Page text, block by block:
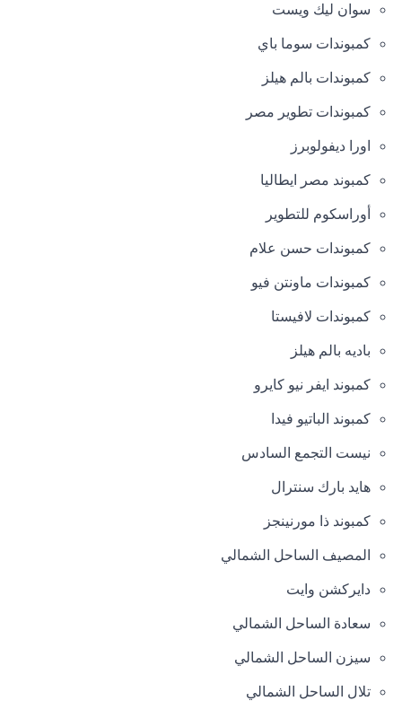
سوان ليك ويست
كمبوندات سوما باي
كمبوندات بالم هيلز
كمبوندات تطوير مصر
اورا ديفولوبرز
كمبوند مصر ايطاليا
أوراسكوم للتطوير
كمبوندات حسن علام
كمبوندات ماونتن فيو
كمبوندات لافيستا
باديه بالم هيلز
كمبوند ايفر نيو كايرو
كمبوند الباتيو فيدا
نيست التجمع السادس
هايد بارك سنترال
كمبوند ذا مورنينجز
المصيف الساحل الشمالي
دايركشن وايت
سعادة الساحل الشمالي
سيزن الساحل الشمالي
تلال الساحل الشمالي